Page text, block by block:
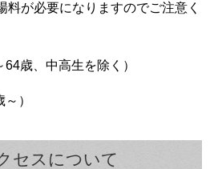
料が必要になりますのでご注意く
歳、中高生を除く）
）
セスについて